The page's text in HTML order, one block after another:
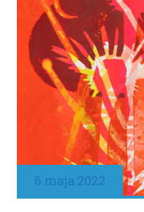
6 maja 2022